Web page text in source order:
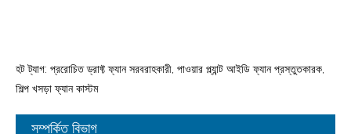
হট ট্যাগ: প্ররোচিত ড্রাফ্ট ফ্যান সরবরাহকারী, পাওয়ার প্ল্যান্ট আইডি ফ্যান প্রস্তুতকারক,
শিল্প খসড়া ফ্যান কাস্টম
সম্পর্কিত বিভাগ